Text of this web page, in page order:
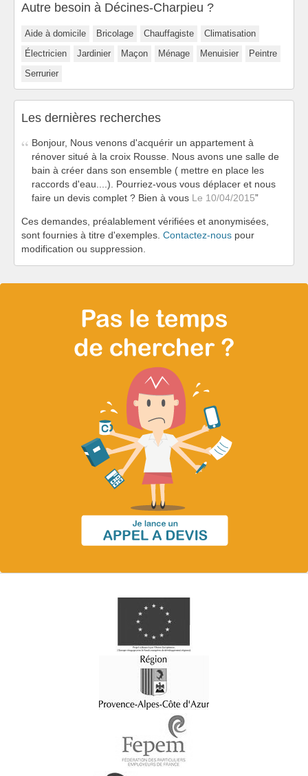
Autre besoin à Décines-Charpieu ?
Aide à domicile Bricolage Chauffagiste
Climatisation
Électricien
Jardinier Maçon Ménage Menuisier
Peintre
Serrurier
Les dernières recherches
Bonjour, Nous venons d'acquérir un appartement à
rénover situé à la croix Rousse. Nous avons une salle de
bain à créer dans son ensemble ( mettre en place les
raccords d'eau....). Pourriez-vous vous déplacer et nous
faire un devis complet ? Bien à vous Le 10/04/2015
Ces demandes, préalablement vérifiées et anonymisées,
sont fournies à titre d'exemples. Contactez-nous pour
modification ou suppression.